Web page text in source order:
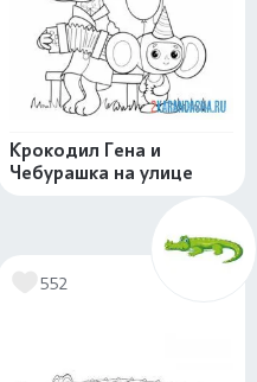
Крокодил Гена и
Чебурашка на улице
552